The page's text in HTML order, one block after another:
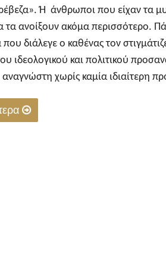
Ή άνθρωποι που είχαν τα
ανοίξουν ακόμα περισσότερο.
διάλεγε ο καθένας τον
ιδεολογικού και πολιτικού
χωρίς καμία ιδιαίτερη